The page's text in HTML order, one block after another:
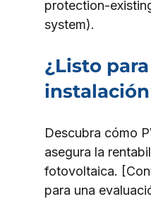
protection-
system).
¿Listo
Descubra cómo
asegura la
fotovoltaica.
para una